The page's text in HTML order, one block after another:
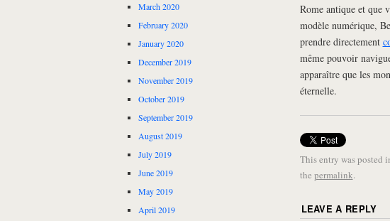
Rome antique et que
modèle numérique,
prendre directement
même pouvoir
apparaître que les
éternelle.
This entry was posted
the permalink.
LEAVE A REPLY
March 2020
February 2020
January 2020
December 2019
November 2019
October 2019
September 2019
August 2019
July 2019
June 2019
May 2019
April 2019